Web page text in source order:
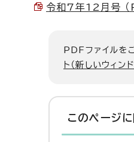
令和7年12月号
PDFファイルを
ト（新しいウィン
このページ